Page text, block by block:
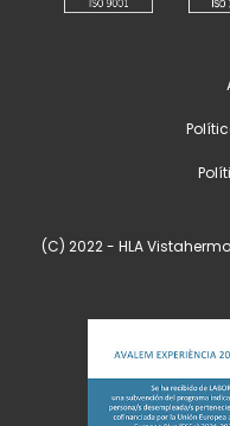
(C) 2022 - HLA